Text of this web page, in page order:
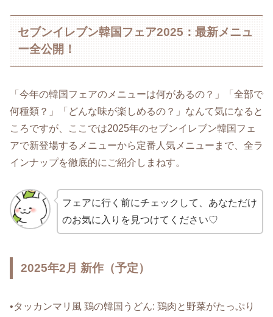
セブンイレブン韓国フェア2025：最新メニュ
ー全公開！
「今年の韓国フェアのメニューは何があるの？」「全部で
何種類？」「どんな味が楽しめるの？」なんて気になると
ころですが、ここでは2025年のセブンイレブン韓国フェ
アで新登場するメニューから定番人気メニューまで、全ラ
インナップを徹底的にご紹介しまねす。
フェアに行く前にチェックして、あなただけ
のお気に入りを見つけてください♡
2025年2月 新作（予定）
•タッカンマリ風 鶏の韓国うどん: 鶏肉と野菜がたっぷり